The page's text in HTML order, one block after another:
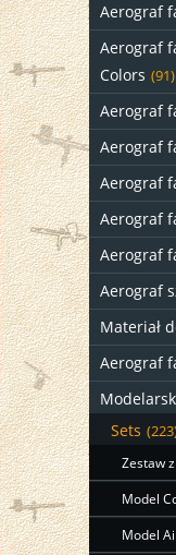
Aerograf
Aerograf
Colors (91)
Aerograf
Aerograf
Aerograf
Aerograf
Aerograf
Aerograf
Materiał
Aerograf
Sets
Zestaw
Model
Model